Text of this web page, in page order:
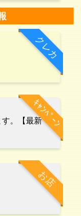
クレカ
ｷｬﾝﾍﾟｰﾝ
。【最新
お店